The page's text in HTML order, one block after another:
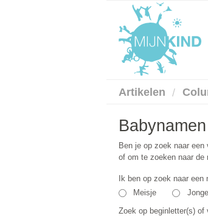
Artikelen
Babynamen
Ben je op zoek naar
of om te zoeken naar de
Ik ben op zoek naar een
Meisje
Zoek op beginletter(s) of